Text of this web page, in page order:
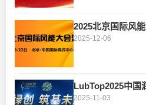
2025北京国际风
2025-12-06
LubTop2025中国
2025-11-03